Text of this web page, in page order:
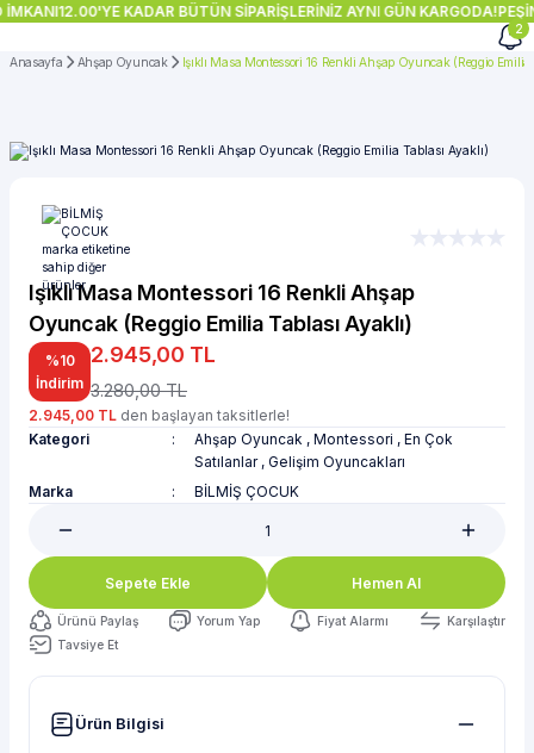
12.00'YE KADAR BÜTÜN SİPARİŞLERİNİZ AYNI GÜN KARGODA!
2
Anasayfa Ahşap Oyuncak Işıklı Masa Montessori 16 Renkli Ahşap Oyuncak (Reggio Emilia
Işıklı Masa Montessori 16 Renkli Ahşap
Oyuncak (Reggio Emilia Tablası Ayaklı)
%10
İndirim
2.945,00 TL
3.280,00 TL
2.945,00 TL den başlayan taksitlerle!
Kategori
Ahşap Oyuncak , Montessori , En Çok
Satılanlar , Gelişim Oyuncakları
Marka
BİLMİŞ ÇOCUK
Sepete Ekle Hemen Al
Ürünü Paylaş Yorum Yap Fiyat Alarmı
Karşılaştır
Tavsiye Et
Ürün Bilgisi